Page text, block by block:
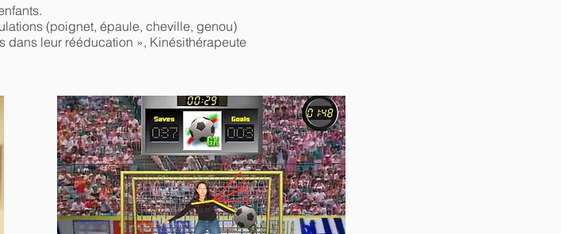
(poignet, épaule, cheville, genou)
dans leur rééducation », Kinésithérapeute